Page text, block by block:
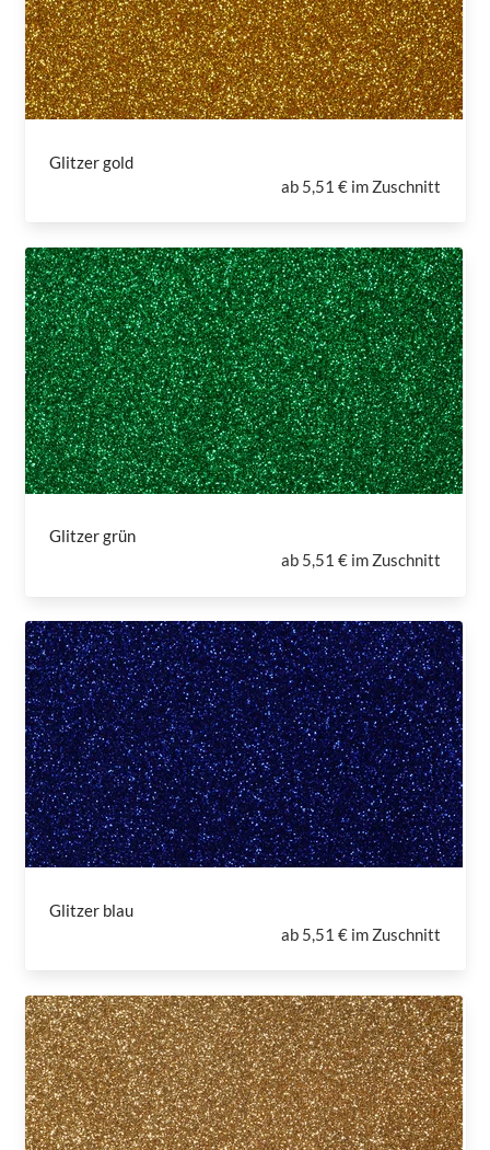
Glitzer gold
ab 5,51 € im Zuschnitt
Glitzer grün
ab 5,51 € im Zuschnitt
Glitzer blau
ab 5,51 € im Zuschnitt